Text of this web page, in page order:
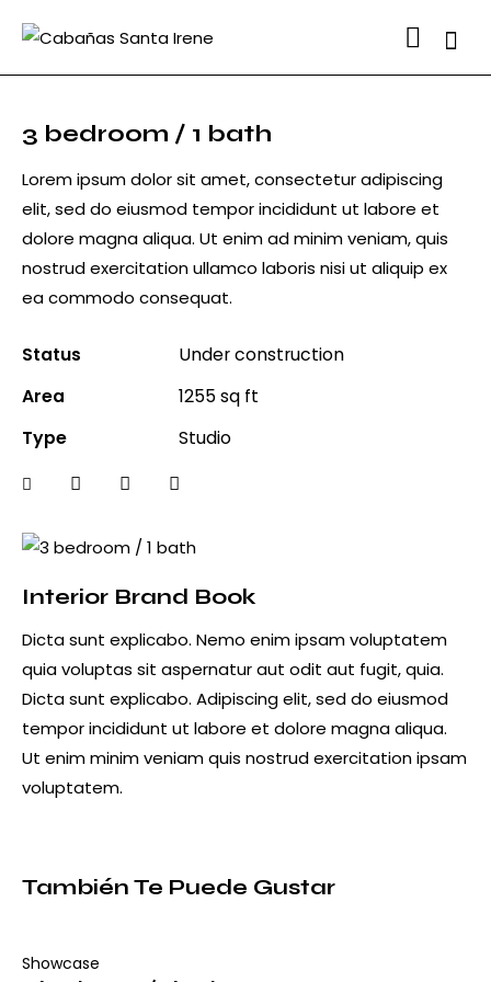
3 bedroom / 1 bath
Interior Brand Book
Dicta sunt explicabo. Nemo enim ipsam voluptatem
quia voluptas sit aspernatur aut odit aut fugit, quia.
Dicta sunt explicabo. Adipiscing elit, sed do eiusmod
tempor incididunt ut labore et dolore magna aliqua.
Ut enim minim veniam quis nostrud exercitation ipsam
voluptatem.
Lorem ipsum dolor sit amet, consectetur adipiscing
elit, sed do eiusmod tempor incididunt ut labore et
dolore magna aliqua. Ut enim ad minim veniam, quis
nostrud exercitation ullamco laboris nisi ut aliquip ex
ea commodo consequat.
Status
Under construction
Area
1255 sq ft
Type
Studio
Twitter-FacebookShare-Copy
to
También Te Puede Gustar
Showcase